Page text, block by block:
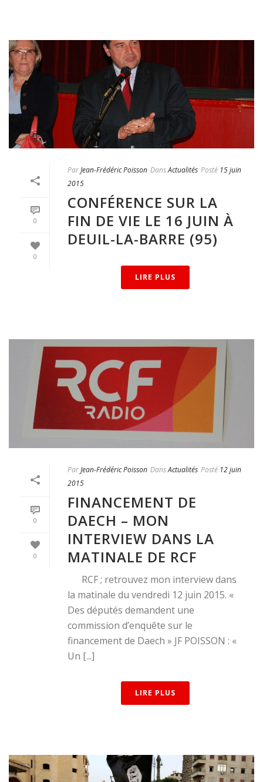
0
0
ParJean-Frédéric Poisson DansActualités Posté 15 juin
2015
CONFÉRENCE SUR LA
FIN DE VIE LE 16 JUIN À
DEUIL-LA-BARRE (95)
LIRE PLUS
0
0
ParJean-Frédéric Poisson DansActualités Posté 12 juin
2015
FINANCEMENT DE
DAECH – MON
INTERVIEW DANS LA
MATINALE DE RCF
RCF ; retrouvez mon interview dans
la matinale du vendredi 12 juin 2015. «
Des députés demandent une
commission d’enquête sur le
financement de Daech » JF POISSON : «
Un [...]
LIRE PLUS